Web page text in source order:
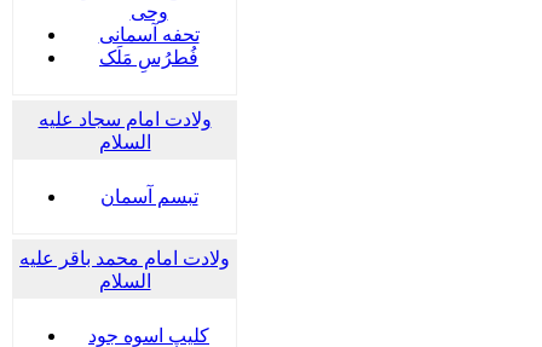
وحی
تحفه آسمانی
فُطرُسِ مَلَک
ولادت امام سجاد علیه
السلام
تبسم آسمان
ولادت امام محمد باقر علیه
السلام
کلیپ اسوه جود